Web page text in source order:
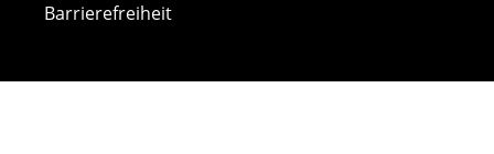
Barrierefreiheit